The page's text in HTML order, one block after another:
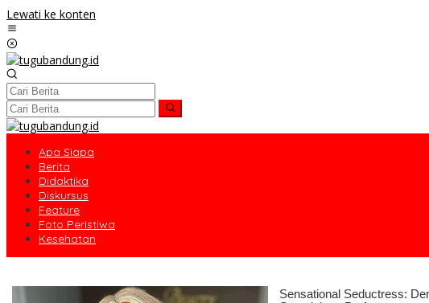
Lewati ke konten
Apa Siapa
Berita
Didaktika
Diskursus
Feature
Foto Peristiwa
Kesehatan